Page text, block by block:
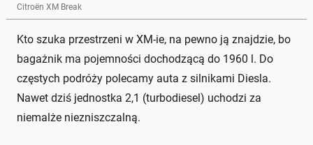
Citroën XM Break
Kto szuka przestrzeni w XM-ie, na pewno ją znajdzie, bo
bagażnik ma pojemności dochodzącą do 1960 l. Do
częstych podróży polecamy auta z silnikami Diesla.
Nawet dziś jednostka 2,1 (turbodiesel) uchodzi za
niemalże niezniszczalną.